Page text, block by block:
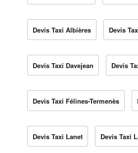
Devis Taxi Albières Devis
Devis Taxi Davejean Devis
Devis Taxi Félines-Termenès
Devis Taxi Lanet Devis Taxi